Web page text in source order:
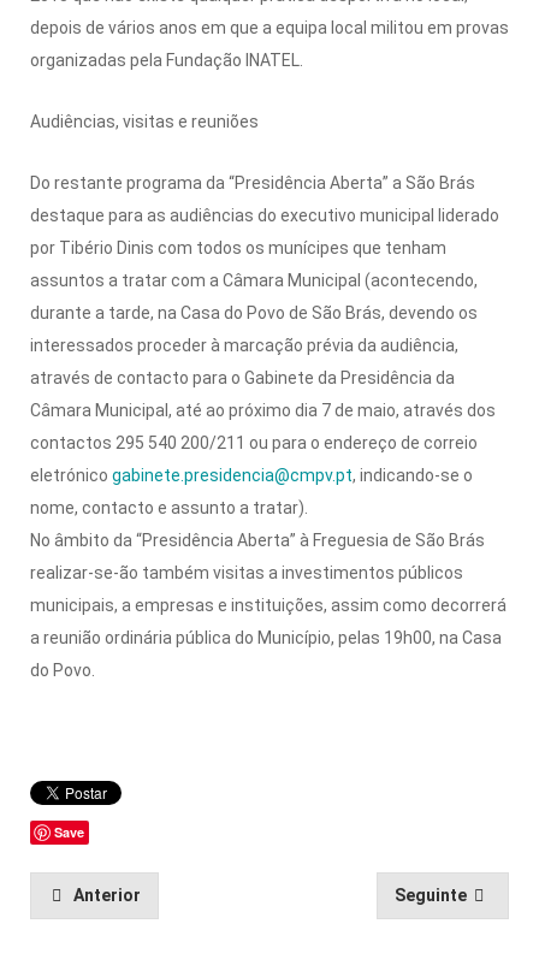
depois de vários anos em que a equipa local militou em provas
organizadas pela Fundação INATEL.
Audiências, visitas e reuniões
Do restante programa da “Presidência Aberta” a São Brás
destaque para as audiências do executivo municipal liderado
por Tibério Dinis com todos os munícipes que tenham
assuntos a tratar com a Câmara Municipal (acontecendo,
durante a tarde, na Casa do Povo de São Brás, devendo os
interessados proceder à marcação prévia da audiência,
através de contacto para o Gabinete da Presidência da
Câmara Municipal, até ao próximo dia 7 de maio, através dos
contactos 295 540 200/211 ou para o endereço de correio
eletrónico gabinete.presidencia@cmpv.pt, indicando-se o
nome, contacto e assunto a tratar).
No âmbito da “Presidência Aberta” à Freguesia de São Brás
realizar-se-ão também visitas a investimentos públicos
municipais, a empresas e instituições, assim como decorrerá
a reunião ordinária pública do Município, pelas 19h00, na Casa
do Povo.
Save
Anterior Seguinte